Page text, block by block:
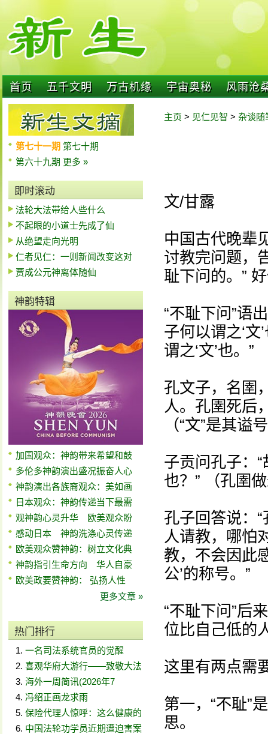
首页 五千文明 万古机缘 宇宙奥秘 风雨沧
第七十一期 第七十期
第六十九期 更多 »
即时滚动
法轮大法带给人些什么
不起眼的小道士先成了仙
从绝望走向光明
仁者见仁：一则新闻改变这对
贾成公元神离体随仙
神韵特辑
加国观众：神韵带来希望和鼓
多伦多神韵演出盛况振奋人心
神韵演出各族裔观众：美如画
日本观众：神韵传递当下最需
观神韵心灵升华 欧美观众盼
感动日本 神韵洗涤心灵传递
欧美观众赞神韵：树立文化典
神韵指引生命方向 华人自豪
欧美政要赞神韵： 弘扬人性
更多文章 »
热门排行
一名司法系统官员的觉醒
喜观华府大游行——致敬大法
海外一周简讯(2026年7
冯绍正画龙求雨
保险代理人惊呼：这么健康的
中国法轮功学员近期遭迫害案
主页 > 见仁见智 > 杂谈随
文/甘露
中国古代晚辈
讨教完问题，
耻下问的。”
“不耻下问”语
子何以谓之‘文
谓之‘文’也。”
孔文子，名圉
人。孔圉死后
（“文”是其谥
子贡问孔子：
也？” （孔圉
孔子回答说：
人请教，哪怕
教，不会因此
公’的称号。”
“不耻下问”后
位比自己低的
这里有两点需
第一，“不耻”
思。